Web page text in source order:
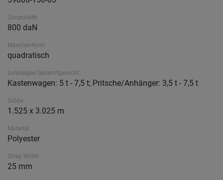
Zurrpunkte
800 daN
Maschenform
quadratisch
zulässiges Gesamtgewicht
Kastenwagen: 5 t - 7,5 t; Pritsche/Anhänger: 3,5 t - 7,5 t
Größe
1.525 x 3.025 m
Material
Polyester
Strap Width
25 mm